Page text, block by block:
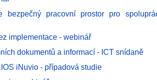
bezpečný pracovní prostor pro
implementace - webinář
dokumentů a informací - ICT snídaně
iNuvio - případová studie